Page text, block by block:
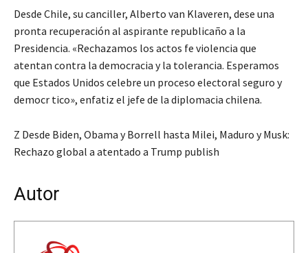
Desde Chile, su canciller, Alberto van Klaveren, dese una
pronta recuperación al aspirante republicaño a la
Presidencia. «Rechazamos los actos fe violencia que
atentan contra la democracia y la tolerancia. Esperamos
que Estados Unidos celebre un proceso electoral seguro y
democr tico», enfatiz el jefe de la diplomacia chilena.
Z Desde Biden, Obama y Borrell hasta Milei, Maduro y Musk:
Rechazo global a atentado a Trump publish
Autor